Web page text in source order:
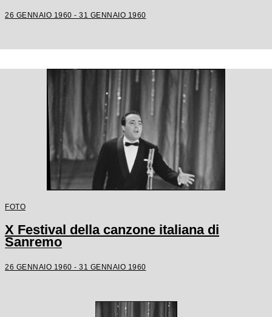
26 GENNAIO 1960 - 31 GENNAIO 1960
FOTO
X Festival della canzone italiana di
Sanremo
26 GENNAIO 1960 - 31 GENNAIO 1960